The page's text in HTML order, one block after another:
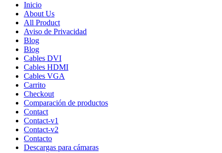
Inicio
About Us
All Product
Aviso de Privacidad
Blog
Blog
Cables DVI
Cables HDMI
Cables VGA
Carrito
Checkout
Comparación de productos
Contact
Contact-v1
Contact-v2
Contacto
Descargas para cámaras